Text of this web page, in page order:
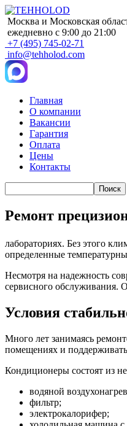
Москва и Московская
ежедневно с 9:00 до 21:00
+7 (495) 745-02-71
info@tehholod.com
Main
navigation
Главная
О компании
Вакансии
Гарантия
Оплата
Цены
Контакты
Ремонт
лабораториях. Без этого
определенные
Несмотря на надежность
сервисного обслуживания.
Условия
Много лет занимаясь
помещениях и
Кондиционеры состоят из
водяной
фильтр;
электрокалорифер;